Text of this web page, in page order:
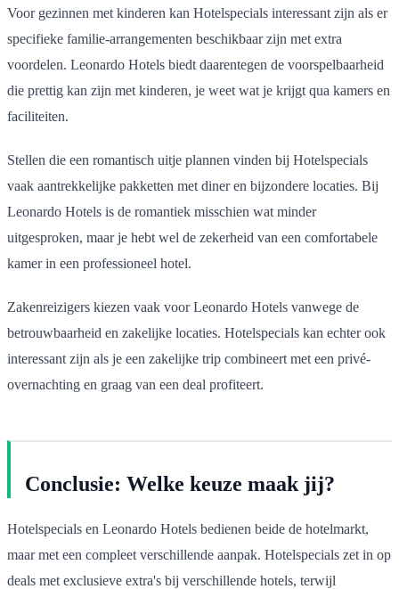
Voor gezinnen met kinderen kan Hotelspecials interessant zijn als er
specifieke familie-arrangementen beschikbaar zijn met extra
voordelen. Leonardo Hotels biedt daarentegen de voorspelbaarheid
die prettig kan zijn met kinderen, je weet wat je krijgt qua kamers en
faciliteiten.
Stellen die een romantisch uitje plannen vinden bij Hotelspecials
vaak aantrekkelijke pakketten met diner en bijzondere locaties. Bij
Leonardo Hotels is de romantiek misschien wat minder
uitgesproken, maar je hebt wel de zekerheid van een comfortabele
kamer in een professioneel hotel.
Zakenreizigers kiezen vaak voor Leonardo Hotels vanwege de
betrouwbaarheid en zakelijke locaties. Hotelspecials kan echter ook
interessant zijn als je een zakelijke trip combineert met een privé-
overnachting en graag van een deal profiteert.
Conclusie: Welke keuze maak jij?
Hotelspecials en Leonardo Hotels bedienen beide de hotelmarkt,
maar met een compleet verschillende aanpak. Hotelspecials zet in op
deals met exclusieve extra's bij verschillende hotels, terwijl